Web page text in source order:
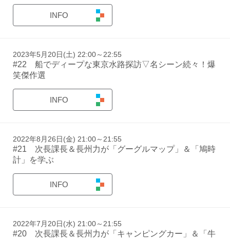
INFO
2023年5月20日(土) 22:00～22:55
#22 船でディープな東京水路探訪▽名シーン続々！爆
笑傑作選
INFO
2022年8月26日(金) 21:00～21:55
#21 次長課長＆長州力が「グーグルマップ」＆「鳩時
計」を学ぶ
INFO
2022年7月20日(水) 21:00～21:55
#20 次長課長＆長州力が「キャンピングカー」＆「牛